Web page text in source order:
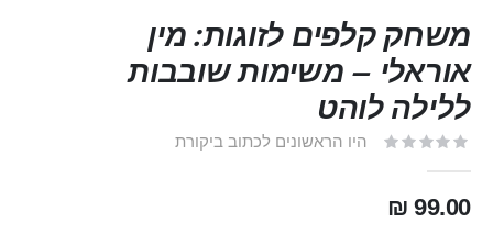
משחק קלפים לזוגות: מין
אוראלי – משימות שובבות
ללילה לוהט
היו הראשונים לכתוב ביקורת
99.00 ₪